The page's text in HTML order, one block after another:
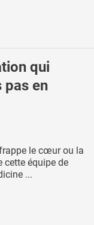
qui
pas en
le cœur ou la
cette équipe de
...